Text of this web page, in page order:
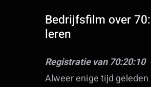
Bedrijfsfilm over
leren
Registratie van 70:20:10
Alweer enige tijd